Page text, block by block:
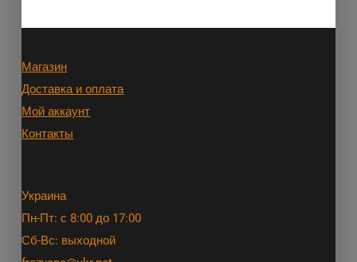
Магазин
Доставка и оплата
Мой аккаунт
Контакты
Украина
Пн-Пт: с 8:00 до 17:00
Сб-Вс: выходной